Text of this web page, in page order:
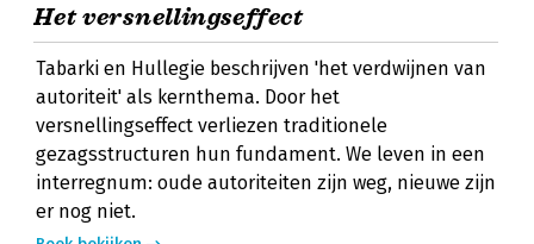
Het versnellingseffect
Tabarki en Hullegie beschrijven 'het verdwijnen van
autoriteit' als kernthema. Door het
versnellingseffect verliezen traditionele
gezagsstructuren hun fundament. We leven in een
interregnum: oude autoriteiten zijn weg, nieuwe zijn
er nog niet.